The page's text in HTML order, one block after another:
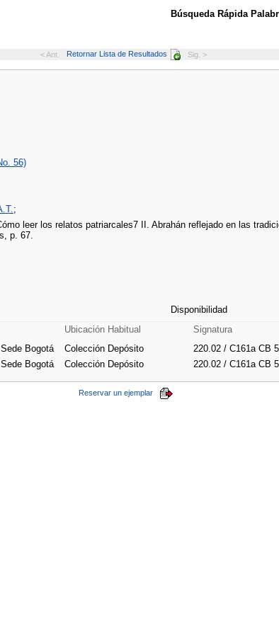
Búsqueda Rápida
< Ant. Retornar Lista de Resultados Sig. >
56)
;
leer los relatos patriarcales7 II. Abrahán reflejado en las
p. 67.
Disponibilidad
Ubicación Habitual Signatura
Bogotá Colección Depósito 220.02 / C161a CB
Bogotá Colección Depósito 220.02 / C161a CB
Reservar un ejemplar